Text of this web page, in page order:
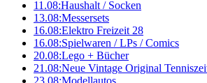
11.08:Haushalt / Socken
13.08:Messersets
16.08:Elektro Freizeit 28
16.08:Spielwaren / LPs / Comics
20.08:Lego + Bücher
21.08:Neue Vintage Original
23.08:Modellautos